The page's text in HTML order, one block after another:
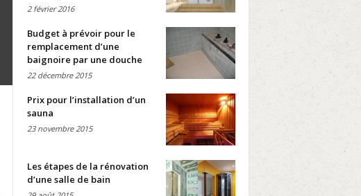
2 février 2016
Budget à prévoir pour le
remplacement d’une
baignoire par une douche
22 décembre 2015
Prix pour l’installation d’un
sauna
23 novembre 2015
Les étapes de la rénovation
d’une salle de bain